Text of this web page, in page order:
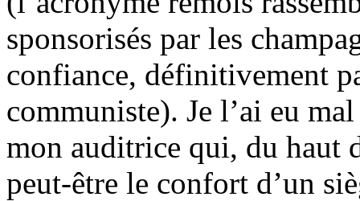
sponsorisés par les
confiance, définitivement
communiste). Je l’ai eu
mon auditrice qui, du haut
peut-être le confort d’un